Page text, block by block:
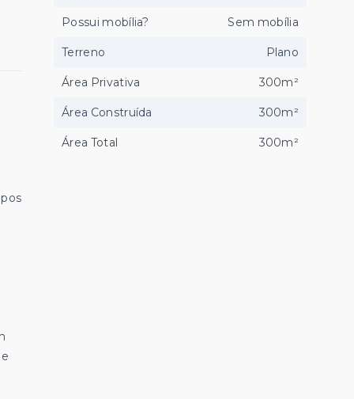
Possui mobília? Sem mobília
Terreno Plano
Área Privativa 300m²
Área Construída 300m²
Área Total 300m²